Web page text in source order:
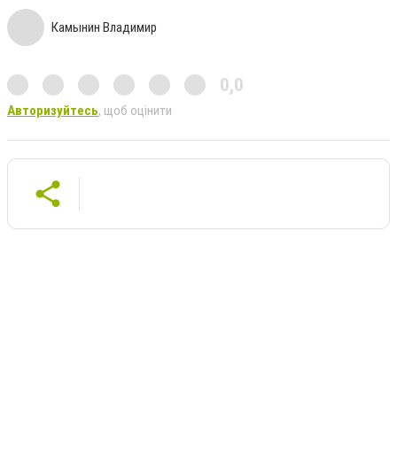
Камынин Владимир
0,0
Авторизуйтесь, щоб оцінити